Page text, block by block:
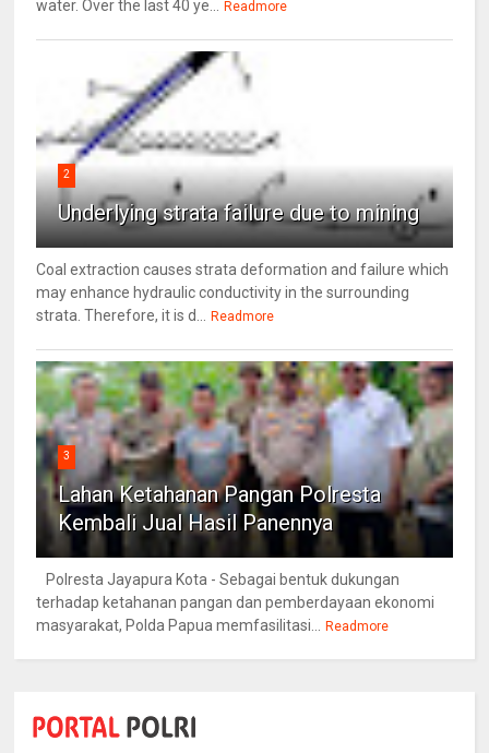
water. Over the last 40 ye...
Readmore
2
Underlying strata failure due to mining
Coal extraction causes strata deformation and failure which
may enhance hydraulic conductivity in the surrounding
strata. Therefore, it is d...
Readmore
3
Lahan Ketahanan Pangan Polresta
Kembali Jual Hasil Panennya
Polresta Jayapura Kota - Sebagai bentuk dukungan
terhadap ketahanan pangan dan pemberdayaan ekonomi
masyarakat, Polda Papua memfasilitasi...
Readmore